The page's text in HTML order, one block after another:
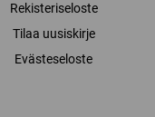
Rekisteriseloste
Tilaa uusiskirje
Evästeseloste